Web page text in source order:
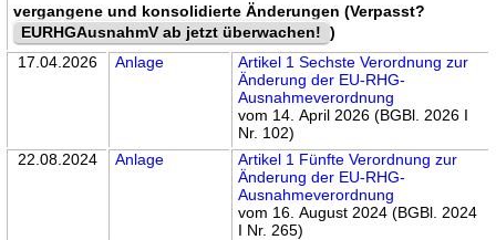
vergangene und konsolidierte Änderungen (Verpasst?
EURHGAusnahmV ab jetzt überwachen! )
17.04.2026
Anlage
Artikel 1 Sechste Verordnung zur
Änderung der EU-RHG-
Ausnahmeverordnung
vom 14. April 2026 (BGBl. 2026 I
Nr. 102)
22.08.2024
Anlage
Artikel 1 Fünfte Verordnung zur
Änderung der EU-RHG-
Ausnahmeverordnung
vom 16. August 2024 (BGBl. 2024
I Nr. 265)